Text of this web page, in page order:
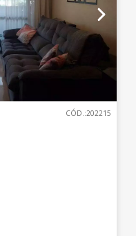
CÓD.:202215